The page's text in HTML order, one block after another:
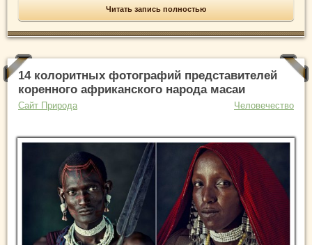
Читать запись полностью
14 колоритных фотографий представителей
коренного африканского народа масаи
Сайт Природа Человечество